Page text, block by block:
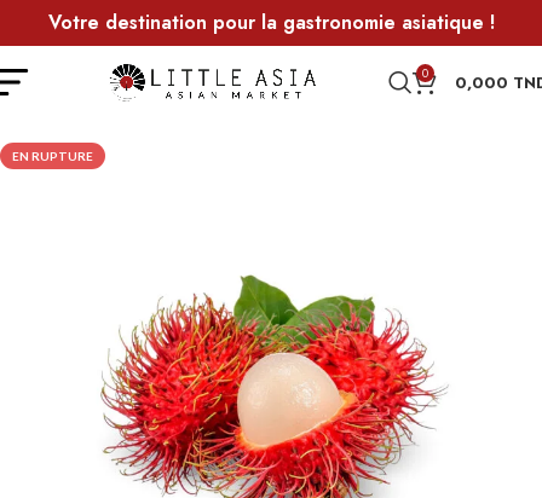
Votre destination pour la gastronomie asiatique !
0 0,000
EN RUPTURE